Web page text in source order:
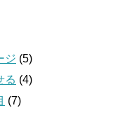
ジ (5)
る (4)
(7)